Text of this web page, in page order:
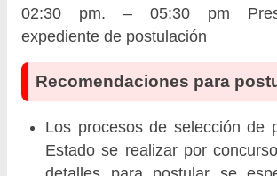
02:30 pm. – 05:30 pm
expediente de postulación
Recomendaciones para
Los procesos de selección de
Estado se realizar por